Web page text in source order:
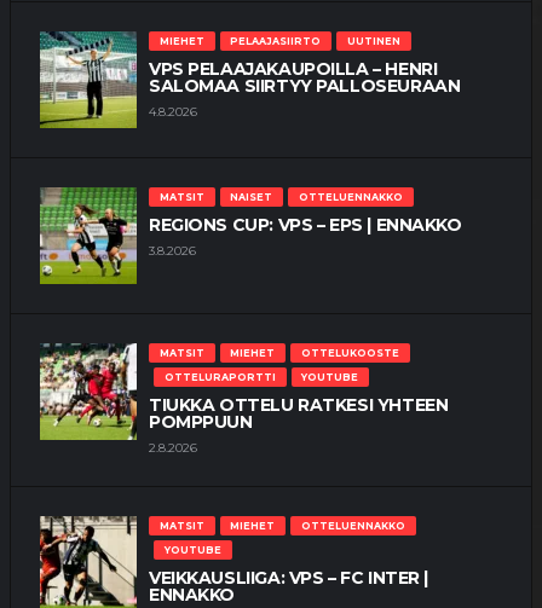
MIEHET PELAAJASIIRTO UUTINEN
VPS PELAAJAKAUPOILLA – HENRI
SALOMAA SIIRTYY PALLOSEURAAN
4.8.2026
MATSIT NAISET OTTELUENNAKKO
REGIONS CUP: VPS – EPS | ENNAKKO
3.8.2026
MATSIT MIEHET
OTTELUKOOSTE
OTTELURAPORTTI
YOUTUBE
TIUKKA OTTELU RATKESI YHTEEN
POMPPUUN
2.8.2026
MATSIT MIEHET
OTTELUENNAKKO
YOUTUBE
VEIKKAUSLIIGA: VPS – FC INTER |
ENNAKKO